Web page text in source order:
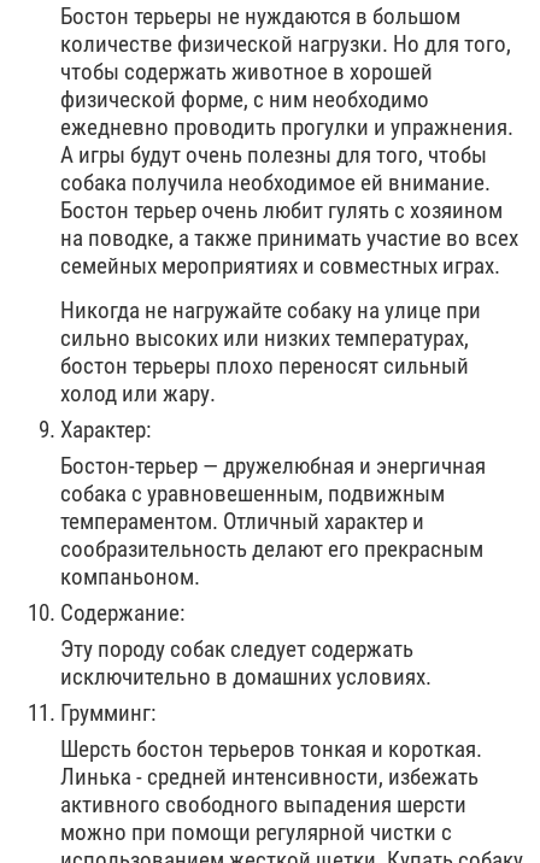
Бостон терьеры не нуждаются в большом
количестве физической нагрузки. Но для того,
чтобы содержать животное в хорошей
физической форме, с ним необходимо
ежедневно проводить прогулки и упражнения.
А игры будут очень полезны для того, чтобы
собака получила необходимое ей внимание.
Бостон терьер очень любит гулять с хозяином
на поводке, а также принимать участие во всех
семейных мероприятиях и совместных играх.
Никогда не нагружайте собаку на улице при
сильно высоких или низких температурах,
бостон терьеры плохо переносят сильный
холод или жару.
Характер:
Бостон-терьер — дружелюбная и энергичная
собака с уравновешенным, подвижным
темпераментом. Отличный характер и
сообразительность делают его прекрасным
компаньоном.
Содержание:
Эту породу собак следует содержать
исключительно в домашних условиях.
Грумминг:
Шерсть бостон терьеров тонкая и короткая.
Линька - средней интенсивности, избежать
активного свободного выпадения шерсти
можно при помощи регулярной чистки с